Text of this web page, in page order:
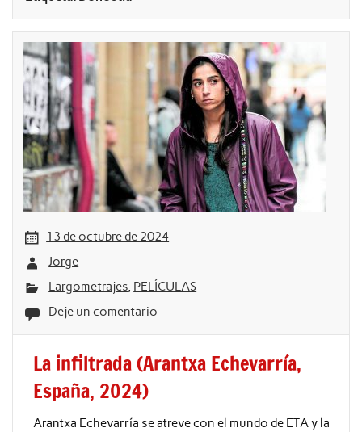
13 de octubre de 2024
Jorge
Largometrajes, PELÍCULAS
Deje un comentario
La infiltrada (Arantxa Echevarría,
España, 2024)
Arantxa Echevarría se atreve con el mundo de ETA y la